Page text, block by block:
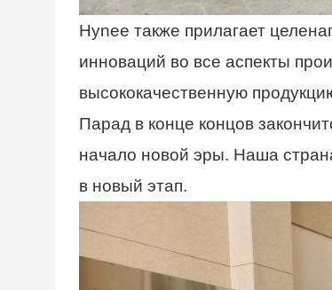
Hynee также прилагает
инноваций во все аспекты
высококачественную
Парад в конце концов
начало новой эры. Наша
в новый этап.